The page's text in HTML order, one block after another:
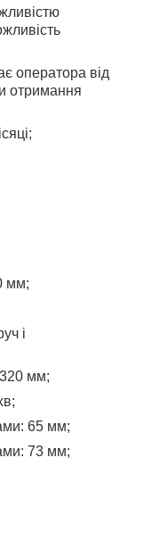
оператора від
отримання
мм;
і
мм;
65 мм;
73 мм;